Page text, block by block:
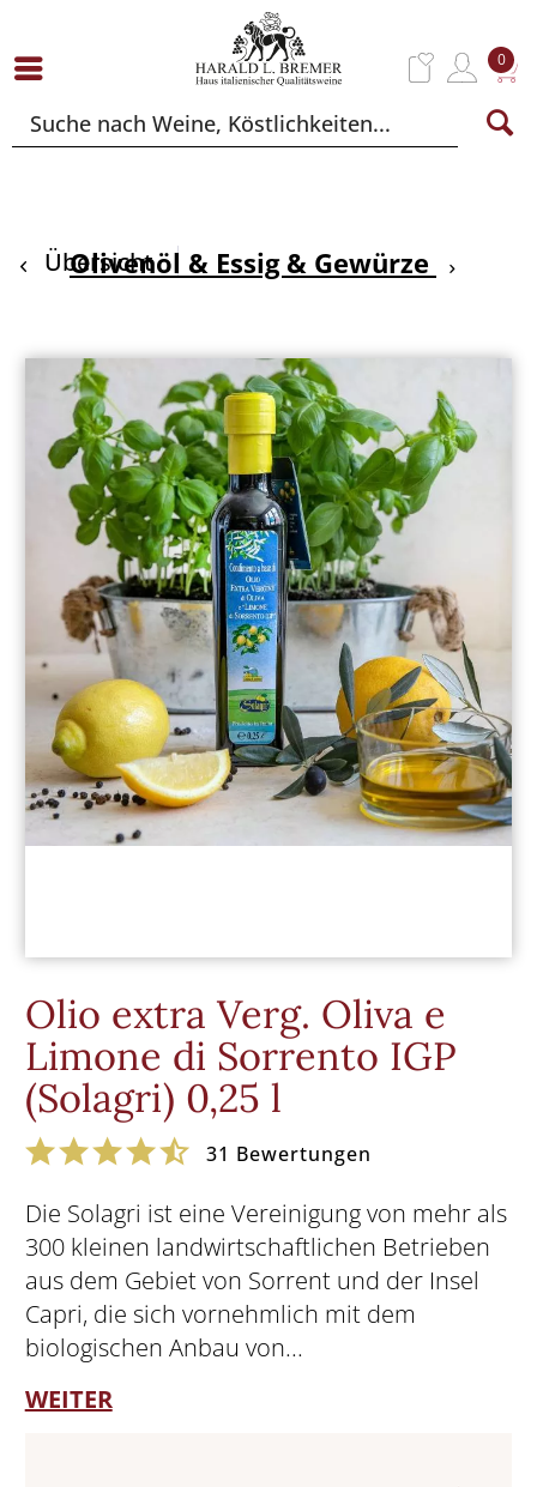
0
Übersicht
Olivenöl & Essig & Gewürze
Olio extra Verg. Oliva e
Limone di Sorrento IGP
(Solagri) 0,25 l
31 Bewertungen
Die Solagri ist eine Vereinigung von mehr als
300 kleinen landwirtschaftlichen Betrieben
aus dem Gebiet von Sorrent und der Insel
Capri, die sich vornehmlich mit dem
biologischen Anbau von...
WEITER